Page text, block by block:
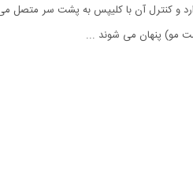
و کنترل آن با کلیپس به پشت سر متصل
مو) پنهان می شوند ...